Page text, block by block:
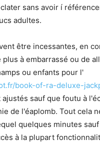
sans avoir í
adultes.
être incessantes, en
à embarrassé ou de
ou enfants pour l'
book-of-ra-deluxe-
sauf que foutu à
de l'éaplomb. Tout cela
quelques minutes
à la plupart